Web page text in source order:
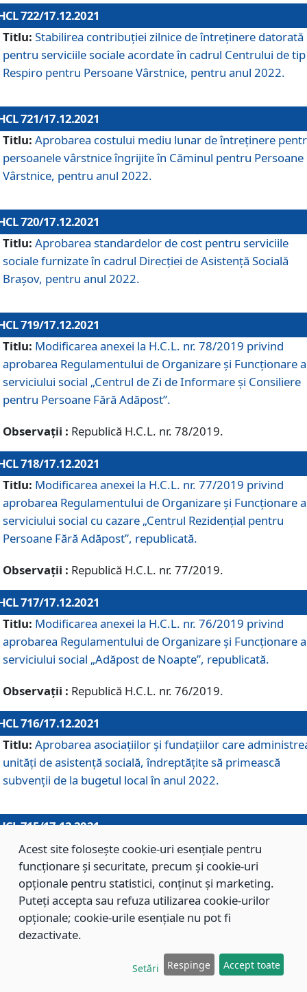
722/17.12.2021
Titlu: Stabilirea contribuţiei zilnice de întreținere datorată
pentru serviciile sociale acordate în cadrul Centrului de tip
Respiro pentru Persoane Vârstnice, pentru anul 2022.
721/17.12.2021
Titlu: Aprobarea costului mediu lunar de întreţinere
persoanele vârstnice îngrijite în Căminul pentru Persoane
Vârstnice, pentru anul 2022.
720/17.12.2021
Titlu: Aprobarea standardelor de cost pentru serviciile
sociale furnizate în cadrul Direcției de Asistență Socială
Brașov, pentru anul 2022.
719/17.12.2021
Titlu: Modificarea anexei la H.C.L. nr. 78/2019 privind
aprobarea Regulamentului de Organizare și Funcționare
serviciului social „Centrul de Zi de Informare şi Consiliere
pentru Persoane Fără Adăpost”.
Observații : Republică H.C.L. nr. 78/2019.
718/17.12.2021
Titlu: Modificarea anexei la H.C.L. nr. 77/2019 privind
aprobarea Regulamentului de Organizare și Funcționare
serviciului social cu cazare „Centrul Rezidențial pentru
Persoane Fără Adăpost”, republicată.
Observații : Republică H.C.L. nr. 77/2019.
717/17.12.2021
Titlu: Modificarea anexei la H.C.L. nr. 76/2019 privind
aprobarea Regulamentului de Organizare şi Funcționare
serviciului social „Adăpost de Noapte”, republicată.
Observații : Republică H.C.L. nr. 76/2019.
716/17.12.2021
Titlu: Aprobarea asociaţiilor şi fundaţiilor care
unităţi de asistenţă socială, îndreptăţite să primească
subvenţii de la bugetul local în anul 2022.
715/17.12.2021
Titlu: Aprobarea Planului de acţiuni sau lucrări de interes
local pentru anul 2022.
714/17.12.2021
Titlu: Modificarea Anexei la H.C.L. nr. 709/2020 privind
aprobarea Regulamentului de Organizare şi Funcţionare
Direcţiei de Asistenţă Socială Braşov.
Acest site folosește cookie-uri esențiale pentru
funcționare și securitate, precum și cookie-uri
opționale pentru statistici, conținut și marketing.
Puteți accepta sau refuza utilizarea cookie-urilor
opționale; cookie-urile esențiale nu pot fi
dezactivate.
Setări Respinge Accept toate